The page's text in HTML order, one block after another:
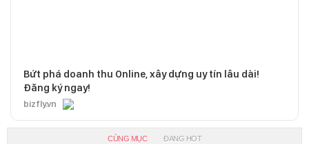
Bứt phá doanh thu Online, xây dựng uy tín lâu dài!
Đăng ký ngay!
bizfly.vn
CÙNG MỤC ĐANG HOT